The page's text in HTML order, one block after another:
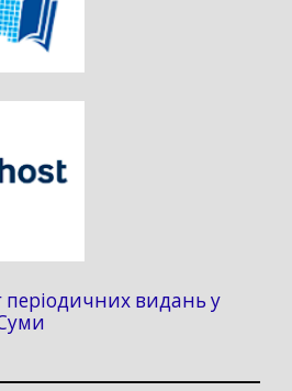
періодичних видань у